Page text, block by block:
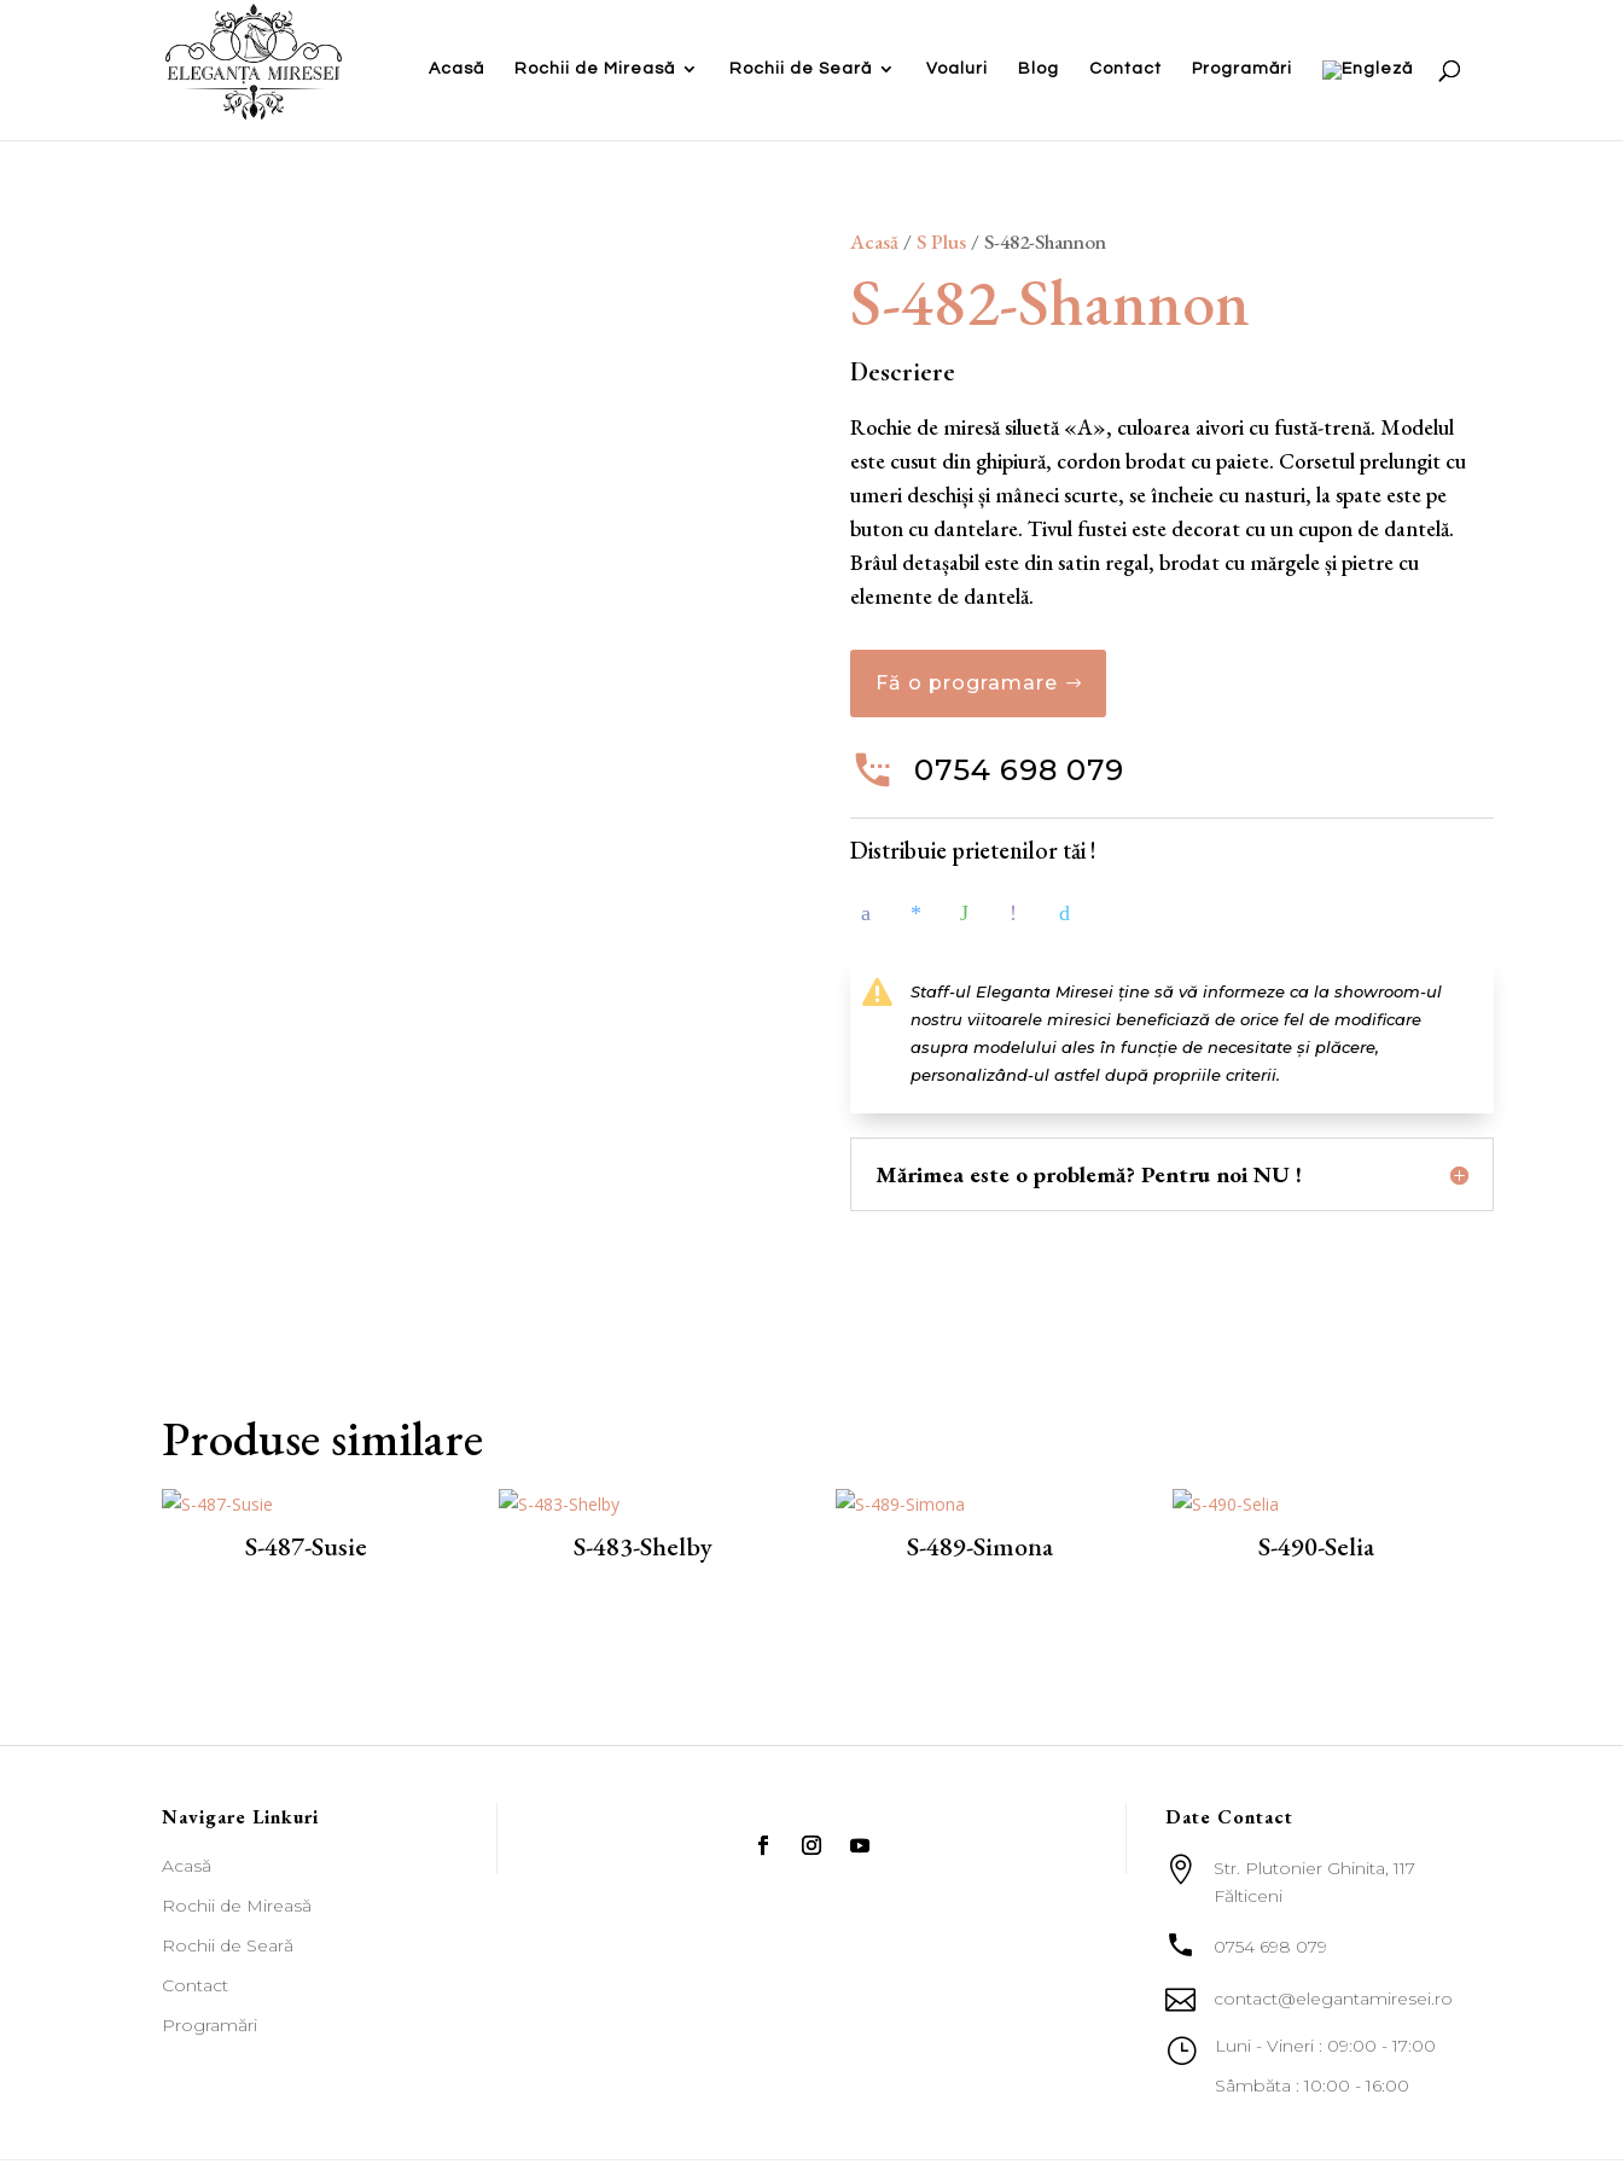
Acasă Rochii de Mireasă Rochii de Seară Voaluri Blog Contact Programări
Acasă /S Plus / S-482-Shannon
S-482-Shannon
Descriere
Rochie de miresă siluetă «A», culoarea aivori cu fustă-trenă. Modelul
este cusut din ghipiură, cordon brodat cu paiete. Corsetul prelungit cu
umeri deschiși și mâneci scurte, se încheie cu nasturi, la spate este pe
buton cu dantelare. Tivul fustei este decorat cu un cupon de dantelă.
Brâul detașabil este din satin regal, brodat cu mărgele și pietre cu
elemente de dantelă.
Fă o programare
 0754 698 079
Distribuie prietenilor tăi !

Staff-ul Eleganta Miresei ține să vă informeze ca la showroom-ul
nostru viitoarele miresici beneficiază de orice fel de modificare
asupra modelului ales în funcție de necesitate și plăcere,
personalizând-ul astfel după propriile criterii.
Mărimea este o problemă? Pentru noi NU !
Produse similare
S-487-Susie S-483-Shelby S-489-Simоna S-490-Sеlia
Navigare Linkuri
Acasă
Rochii de Mireasă
Rochii de Seară
Contact
Programări
Date Contact

Str. Plutonier Ghinita, 117
Fălticeni
 0754 698 079
 contact@elegantamiresei.ro
}
Luni - Vineri : 09:00 - 17:00
Sâmbăta : 10:00 - 16:00